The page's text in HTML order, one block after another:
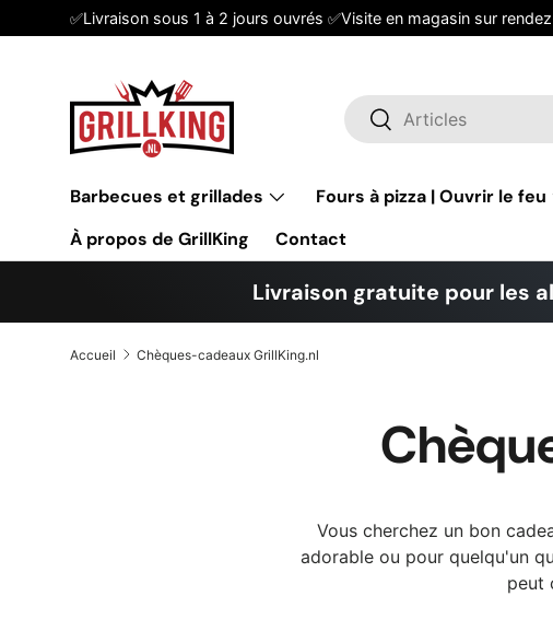
Aller au contenu
✅Livraison sous 1 à 2 jours ouvrés ✅Visite en magasin sur
Recherche
Rechercher
Barbecues et grillades Fours à pizza | Ouvrir le feu
À propos de GrillKing
Contact
Livraison gratuite pour les
Accueil Chèques-cadeaux GrillKing.nl
Vous cherchez un bon
adorable ou pour quelqu'un
peut